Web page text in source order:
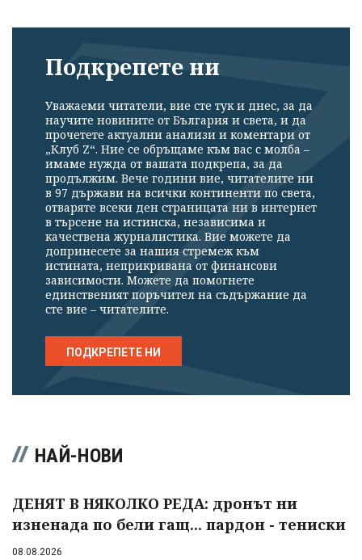
Подкрепете ни
Уважаеми читатели, вие сте тук и днес, за да
научите новините от България и света, и да
прочетете актуални анализи и коментари от
„Клуб Z“. Ние се обръщаме към вас с молба –
имаме нужда от вашата подкрепа, за да
продължим. Вече години вие, читателите ни
в 97 държави на всички континенти по света,
отваряте всеки ден страницата ни в интернет
в търсене на истинска, независима и
качествена журналистика. Вие можете да
допринесете за нашия стремеж към
истината, неприкривана от финансови
зависимости. Можете да помогнете
единственият поръчител на съдържание да
сте вие – читателите.
ПОДКРЕПЕТЕ НИ
НАЙ-НОВИ
ДЕНЯТ В НЯКОЛКО РЕДА: дронът ни
изненада по бели гащ... пардон - тениски
08.08.2026